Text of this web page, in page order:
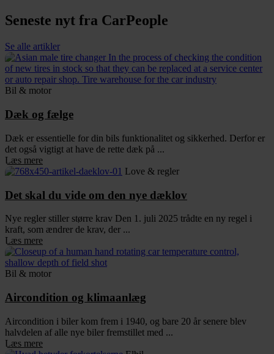
Seneste nyt fra CarPeople
Se alle artikler
Bil & motor
Dæk og fælge
Dæk er essentielle for din bils funktionalitet og sikkerhed. Derfor er
det også vigtigt at have de rette dæk på ...
Læs mere
Love & regler
Det skal du vide om den nye dæklov
Nye regler stiller større krav Den 1. juli 2025 trådte en ny regel i
kraft, som ændrer de krav, der ...
Læs mere
Bil & motor
Aircondition og klimaanlæg
Aircondition i biler kom frem i 1940, og bare 20 år senere blev
halvdelen af alle nye biler fremstillet med ...
Læs mere